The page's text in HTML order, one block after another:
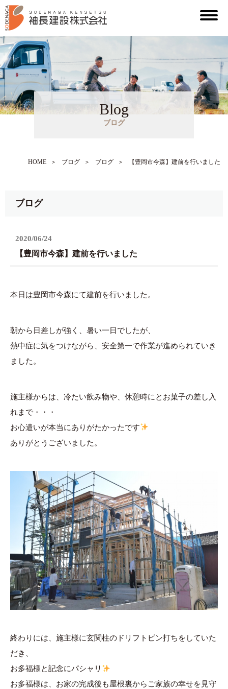
Blog
ブログ
HOME ＞ ブログ ＞ ブログ ＞ 【豊岡市今森】建前を行いました
ブログ
2020/06/24
【豊岡市今森】建前を行いました
本日は豊岡市今森にて建前を行いました。
朝から日差しが強く、暑い一日でしたが、
熱中症に気をつけながら、安全第一で作業が進められていき
ました。
施主様からは、冷たい飲み物や、休憩時にとお菓子の差し入
れまで・・・
お心遣いが本当にありがたかったです
ありがとうございました。
終わりには、施主様に玄関柱のドリフトピン打ちをしていた
だき、
お多福様と記念にパシャリ
お多福様は、お家の完成後も屋根裏からご家族の幸せを見守